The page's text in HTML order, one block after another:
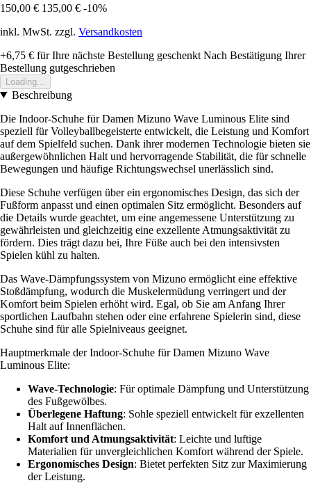
150,00 € 135,00 € -10%
inkl. MwSt. zzgl. Versandkosten
+6,75 € für Ihre nächste Bestellung geschenkt Nach Bestätigung Ihrer
Bestellung gutgeschrieben
Loading...
Beschreibung
Die Indoor-Schuhe für Damen Mizuno Wave Luminous Elite sind
speziell für Volleyballbegeisterte entwickelt, die Leistung und Komfort
auf dem Spielfeld suchen. Dank ihrer modernen Technologie bieten sie
außergewöhnlichen Halt und hervorragende Stabilität, die für schnelle
Bewegungen und häufige Richtungswechsel unerlässlich sind.
Diese Schuhe verfügen über ein ergonomisches Design, das sich der
Fußform anpasst und einen optimalen Sitz ermöglicht. Besonders auf
die Details wurde geachtet, um eine angemessene Unterstützung zu
gewährleisten und gleichzeitig eine exzellente Atmungsaktivität zu
fördern. Dies trägt dazu bei, Ihre Füße auch bei den intensivsten
Spielen kühl zu halten.
Das Wave-Dämpfungssystem von Mizuno ermöglicht eine effektive
Stoßdämpfung, wodurch die Muskelermüdung verringert und der
Komfort beim Spielen erhöht wird. Egal, ob Sie am Anfang Ihrer
sportlichen Laufbahn stehen oder eine erfahrene Spielerin sind, diese
Schuhe sind für alle Spielniveaus geeignet.
Hauptmerkmale der Indoor-Schuhe für Damen Mizuno Wave
Luminous Elite:
Wave-Technologie: Für optimale Dämpfung und Unterstützung
des Fußgewölbes.
Überlegene Haftung: Sohle speziell entwickelt für exzellenten
Halt auf Innenflächen.
Komfort und Atmungsaktivität: Leichte und luftige
Materialien für unvergleichlichen Komfort während der Spiele.
Ergonomisches Design: Bietet perfekten Sitz zur Maximierung
der Leistung.